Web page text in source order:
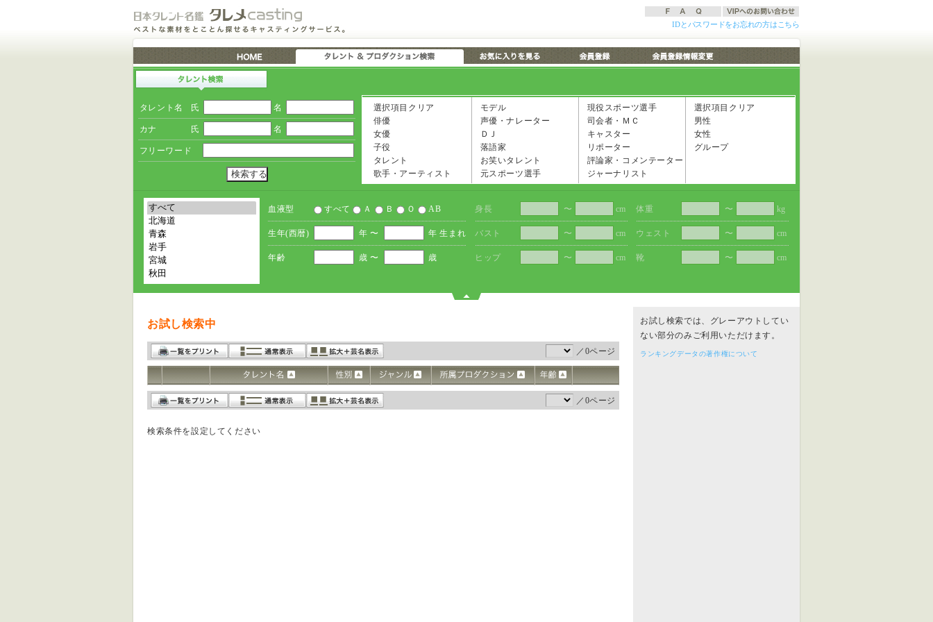
IDとパスワードをお忘れの方はこちら
タレント名 氏 名
カナ 氏 名
フリーワード
選択項目クリア
俳優
女優
子役
タレント
歌手・アーティスト
モデル
声優・ナレーター
ＤＪ
落語家
お笑いタレント
元スポーツ選手
現役スポーツ選手
司会者・ＭＣ
キャスター
リポーター
評論家・コメンテーター
ジャーナリスト
選択項目クリア
男性
女性
グループ
血液型 すべて Ａ Ｂ Ｏ AB
生年(西暦) 年 〜 年 生まれ
年齢 歳 〜 歳
身長 〜 cm
バスト 〜 cm
ヒップ 〜 cm
体重 〜 kg
ウェスト 〜 cm
靴 〜 cm
お試し検索中
／0ページ
／0ページ
検索条件を設定してください
お試し検索では、グレーアウトしてい
ない部分のみご利用いただけます。
ランキングデータの著作権について